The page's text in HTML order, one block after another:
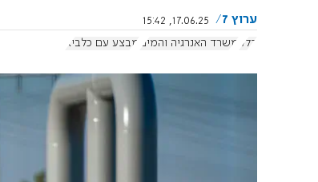
ערוץ 7
17.06.25, 15:42
דלק משרד האנרגיה והמים מבצע עם כלביא